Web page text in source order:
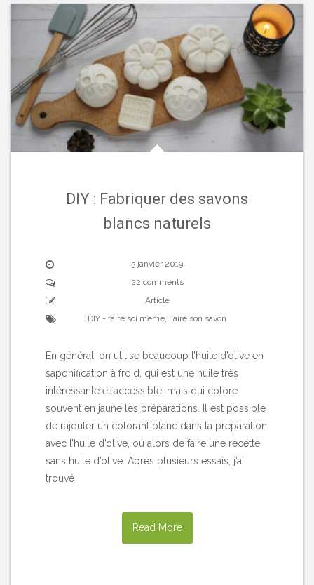
DIY : Fabriquer des savons
blancs naturels
5 janvier 2019
22 comments
Article
DIY - faire soi même, Faire son savon
En général, on utilise beaucoup l’huile d’olive en
saponification à froid, qui est une huile très
intéressante et accessible, mais qui colore
souvent en jaune les préparations. Il est possible
de rajouter un colorant blanc dans la préparation
avec l’huile d’olive, ou alors de faire une recette
sans huile d’olive. Après plusieurs essais, j’ai
trouvé
Read More